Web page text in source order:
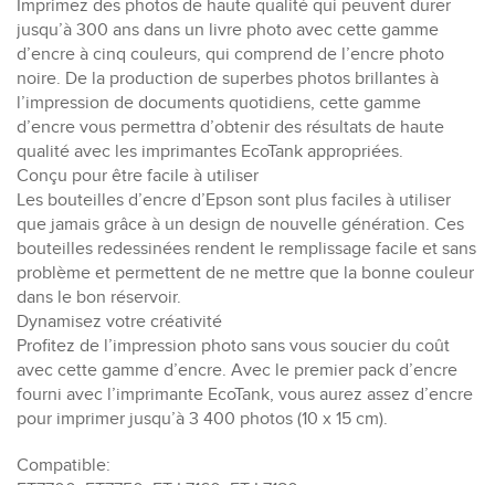
Imprimez des photos de haute qualité qui peuvent durer
jusqu’à 300 ans dans un livre photo avec cette gamme
d’encre à cinq couleurs, qui comprend de l’encre photo
noire. De la production de superbes photos brillantes à
l’impression de documents quotidiens, cette gamme
d’encre vous permettra d’obtenir des résultats de haute
qualité avec les imprimantes EcoTank appropriées.
Conçu pour être facile à utiliser
Les bouteilles d’encre d’Epson sont plus faciles à utiliser
que jamais grâce à un design de nouvelle génération. Ces
bouteilles redessinées rendent le remplissage facile et sans
problème et permettent de ne mettre que la bonne couleur
dans le bon réservoir.
Dynamisez votre créativité
Profitez de l’impression photo sans vous soucier du coût
avec cette gamme d’encre. Avec le premier pack d’encre
fourni avec l’imprimante EcoTank, vous aurez assez d’encre
pour imprimer jusqu’à 3 400 photos (10 x 15 cm).
Compatible: